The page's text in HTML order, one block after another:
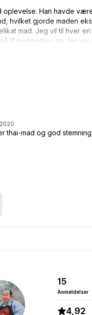
oplevelse. Han havde
hvilket gjorde maden
mad. Jeg vil til hver
11 mennesker og der
ros !!
thai-mad og god stemning.
15
Anmeldelser
4,92